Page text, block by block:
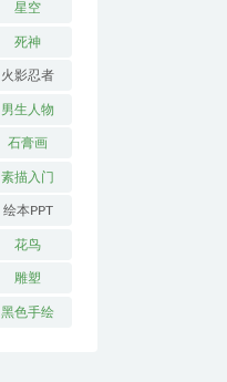
星空
死神
火影忍者
男生人物
石膏画
素描入门
绘本PPT
花鸟
雕塑
黑色手绘